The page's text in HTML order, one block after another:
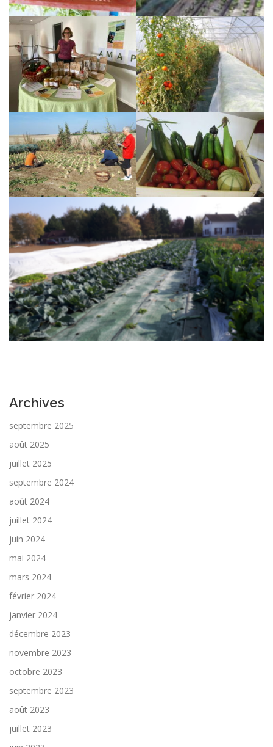
Archives
septembre 2025
août 2025
juillet 2025
septembre 2024
août 2024
juillet 2024
juin 2024
mai 2024
mars 2024
février 2024
janvier 2024
décembre 2023
novembre 2023
octobre 2023
septembre 2023
août 2023
juillet 2023